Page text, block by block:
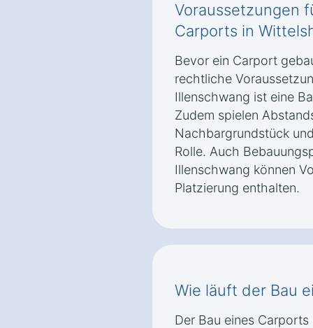
Voraussetzungen
Carports in
Bevor ein Carport
rechtliche
Illenschwang ist eine
Zudem spielen
Nachbargrundstück
Rolle. Auch
Illenschwang können
Platzierung enthalten.
Wie läuft der Bau
Der Bau eines